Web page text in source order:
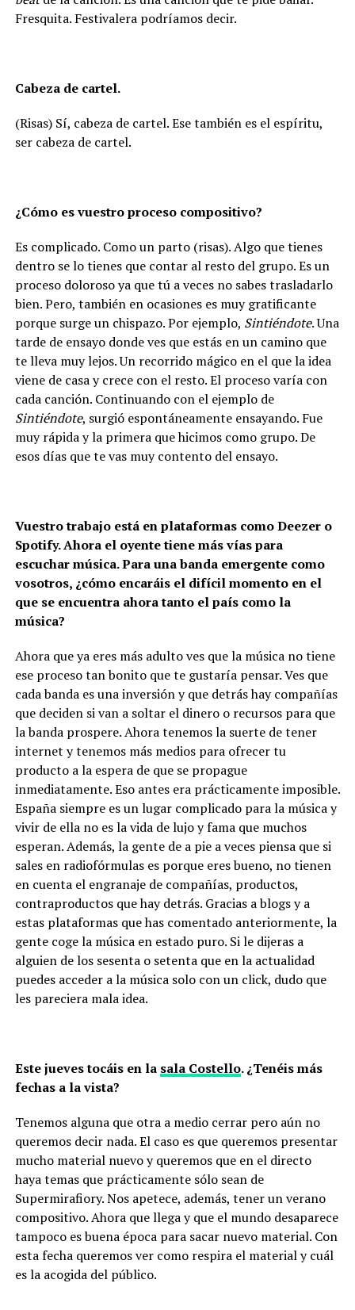
Fresquita. Festivalera podríamos decir.
Cabeza de cartel.
(Risas) Sí, cabeza de cartel. Ese también es el espíritu,
ser cabeza de cartel.
¿Cómo es vuestro proceso compositivo?
Es complicado. Como un parto (risas). Algo que tienes
dentro se lo tienes que contar al resto del grupo. Es un
proceso doloroso ya que tú a veces no sabes trasladarlo
bien. Pero, también en ocasiones es muy gratificante
porque surge un chispazo. Por ejemplo, Sintiéndote. Una
tarde de ensayo donde ves que estás en un camino que
te lleva muy lejos. Un recorrido mágico en el que la idea
viene de casa y crece con el resto. El proceso varía con
cada canción. Continuando con el ejemplo de
Sintiéndote, surgió espontáneamente ensayando. Fue
muy rápida y la primera que hicimos como grupo. De
esos días que te vas muy contento del ensayo.
Vuestro trabajo está en plataformas como Deezer o
Spotify. Ahora el oyente tiene más vías para
escuchar música. Para una banda emergente como
vosotros, ¿cómo encaráis el difícil momento en el
que se encuentra ahora tanto el país como la
música?
Ahora que ya eres más adulto ves que la música no tiene
ese proceso tan bonito que te gustaría pensar. Ves que
cada banda es una inversión y que detrás hay compañías
que deciden si van a soltar el dinero o recursos para que
la banda prospere. Ahora tenemos la suerte de tener
internet y tenemos más medios para ofrecer tu
producto a la espera de que se propague
inmediatamente. Eso antes era prácticamente imposible.
España siempre es un lugar complicado para la música y
vivir de ella no es la vida de lujo y fama que muchos
esperan. Además, la gente de a pie a veces piensa que si
sales en radiofórmulas es porque eres bueno, no tienen
en cuenta el engranaje de compañías, productos,
contraproductos que hay detrás. Gracias a blogs y a
estas plataformas que has comentado anteriormente, la
gente coge la música en estado puro. Si le dijeras a
alguien de los sesenta o setenta que en la actualidad
puedes acceder a la música solo con un click, dudo que
les pareciera mala idea.
Este jueves tocáis en la sala Costello. ¿Tenéis más
fechas a la vista?
Tenemos alguna que otra a medio cerrar pero aún no
queremos decir nada. El caso es que queremos presentar
mucho material nuevo y queremos que en el directo
haya temas que prácticamente sólo sean de
Supermirafiory. Nos apetece, además, tener un verano
compositivo. Ahora que llega y que el mundo desaparece
tampoco es buena época para sacar nuevo material. Con
esta fecha queremos ver como respira el material y cuál
es la acogida del público.